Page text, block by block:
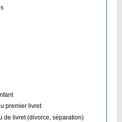
premier livret
de livret (divorce, séparation)